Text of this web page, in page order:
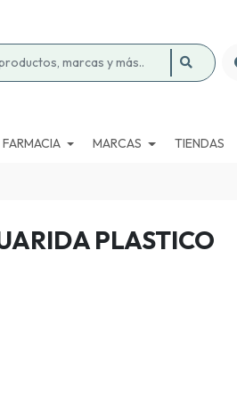
FARMACIA MARCAS TIENDAS
PLASTICO